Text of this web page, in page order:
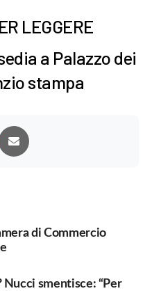
LEGGERE
a Palazzo dei
stampa
di Commercio
Nucci smentisce: “Per